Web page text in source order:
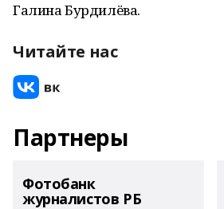
Галина Бурдилёва.
Читайте нас
Партнеры
Фотобанк
журналистов РБ